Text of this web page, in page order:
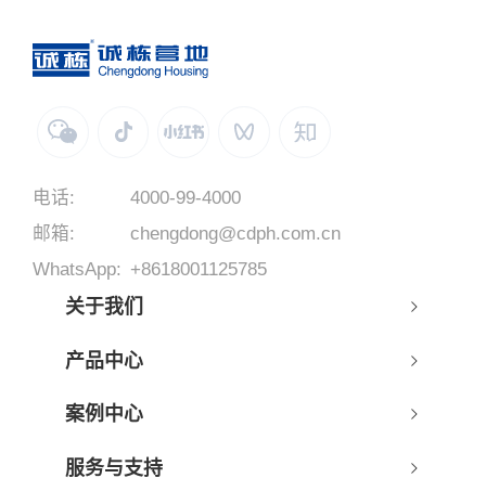
电话:
4000-99-4000
邮箱:
chengdong@cdph.com.cn
WhatsApp: +8618001125785
关于我们
产品中心
案例中心
服务与支持